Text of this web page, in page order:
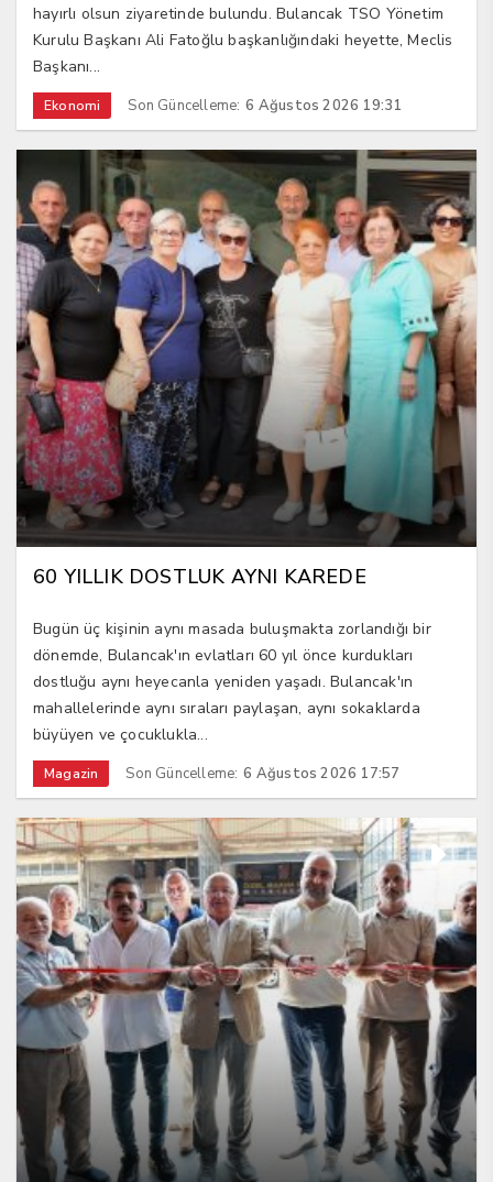
hayırlı olsun ziyaretinde bulundu. Bulancak TSO Yönetim
Kurulu Başkanı Ali Fatoğlu başkanlığındaki heyette, Meclis
Başkanı...
Ekonomi Son Güncelleme: 6 Ağustos 2026 19:31
60 YILLIK DOSTLUK AYNI KAREDE
Bugün üç kişinin aynı masada buluşmakta zorlandığı bir
dönemde, Bulancak'ın evlatları 60 yıl önce kurdukları
dostluğu aynı heyecanla yeniden yaşadı. Bulancak'ın
mahallelerinde aynı sıraları paylaşan, aynı sokaklarda
büyüyen ve çocuklukla...
Magazin Son Güncelleme: 6 Ağustos 2026 17:57